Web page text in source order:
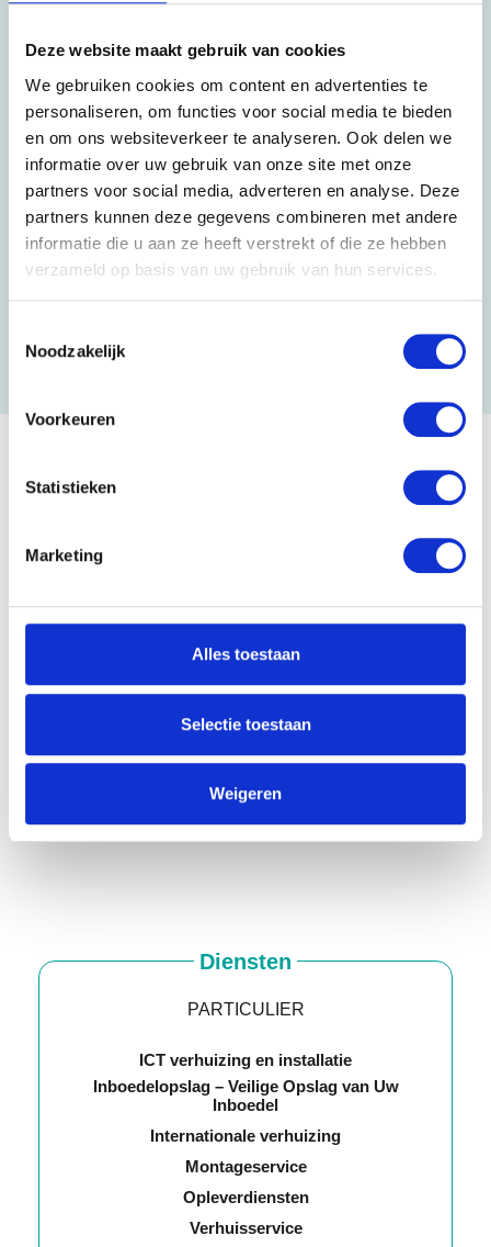
Deze website maakt gebruik van cookies
We gebruiken cookies om content en advertenties te
personaliseren, om functies voor social media te bieden
en om ons websiteverkeer te analyseren. Ook delen we
informatie over uw gebruik van onze site met onze
partners voor social media, adverteren en analyse. Deze
partners kunnen deze gegevens combineren met andere
informatie die u aan ze heeft verstrekt of die ze hebben
verzameld op basis van uw gebruik van hun services.
Noodzakelijk
Voorkeuren
Statistieken
Marketing
Alles toestaan
Selectie toestaan
Weigeren
Zakelijke dienstverlening
Handyman Service en Opleverdiensten
ICT-verhuisservice
Kunst verhuizen
Opslag
Projectverhuizingen
Diensten
PARTICULIER
ICT verhuizing en installatie
Inboedelopslag – Veilige Opslag van Uw
Inboedel
Internationale verhuizing
Montageservice
Opleverdiensten
Verhuisservice